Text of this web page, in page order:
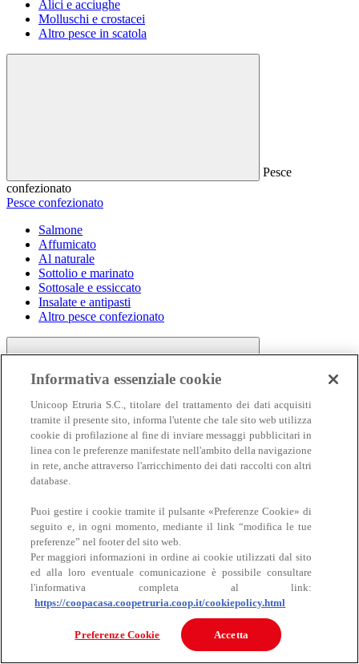
Alici e acciughe
Molluschi e crostacei
Altro pesce in scatola
Pesce
confezionato
Pesce confezionato
Salmone
Affumicato
Al naturale
Sottolio e marinato
Sottosale e essiccato
Insalate e antipasti
Altro pesce confezionato
Carne
Carne
Bovino
Informativa essenziale cookie
Unicoop Etruria S.C., titolare del trattamento dei dati acquisiti
tramite il presente sito, informa l'utente che tale sito web utilizza
cookie di profilazione al fine di inviare messaggi pubblicitari in
linea con le preferenze manifestate nell'ambito della navigazione
in rete, anche attraverso l'arricchimento dei dati raccolti con altri
database.
Puoi gestire i cookie tramite il pulsante «Preferenze Cookie» di
seguito e, in ogni momento, mediante il link “modifica le tue
preferenze” nel footer del sito web.
Per maggiori informazioni in ordine ai cookie utilizzati dal sito
ed alla loro eventuale comunicazione è possibile consultare
l'informativa completa al link:
https://coopacasa.coopetruria.coop.it/cookiepolicy.html
Preferenze Cookie Accetta